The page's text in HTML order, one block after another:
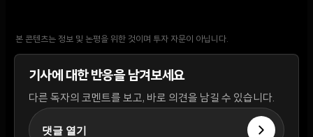
본 콘텐츠는 정보 및 논평을 위한 것이며 투자 자문이 아닙니다.
기사에 대한 반응을 남겨보세요
다른 독자의 코멘트를 보고, 바로 의견을 남길 수 있습니다.
댓글 열기